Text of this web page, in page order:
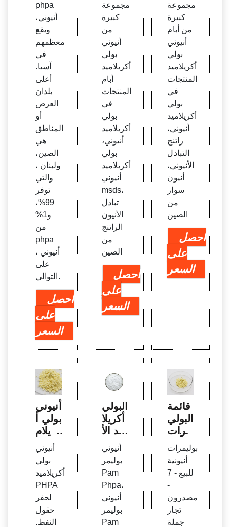
phpa
أنيوني،
ويقع
معظمهم
في
آسيا.
أعلى
بلدان
العرض
أو
المناطق
هي
الصين،
ولبنان ،
والتي
توفر
99%،
و1%
من
phpa
أنيوني ،
على
التوالي.
احصل
على
السعر
مجموعة
كبيرة
من
أنيوني
بولي
أكريلاميد
أبام
المنتجات
في
بولي
أكريلاميد
أنيوني،
بولي
أكريلاميد
أنيوني
msds،
تبادل
الأنيون
الراتنج
من
الصين
احصل
على
السعر
مجموعة
كبيرة
من أبام
أنيوني
بولي
أكريلاميد
المنتجات
في
بولي
أكريلاميد
أنيوني،
راتنج
التبادل
الأنيوني،
أنيون
سوار
من
الصين
احصل
على
السعر
أنيوني
بولي أ
كريلام
PA لح
فر حق
ول الن
فط، ا
لصين
أنيوني
بولي
أكريلاميد
PHPA
لحفر
حقول
النفط.
البولي
أكريلا
ميد الأ
نيوني
والكات
يوني
PAM
PHP
A
أنيوني
بوليمر
Pam
Phpa،
أنيوني
بوليمر
Pam
قائمة
البولي
مرات
الأنيو
نية -
مصدر
بوليمر
ونية ل
لبيع
بوليمرات
أنيونية
للبيع - 7
-
مصدرون
تجار
جملة